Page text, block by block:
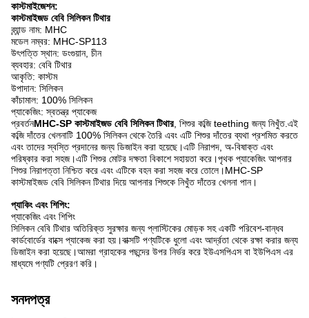
কাস্টমাইজেশন:
কাস্টমাইজড বেবি সিলিকন টিথার
ব্র্যান্ড নাম: MHC
মডেল নম্বর: MHC-SP113
উৎপত্তি স্থান: ডংগুয়ান, চীন
ব্যবহার: বেবি টিথার
আকৃতি: কাস্টম
উপাদান: সিলিকন
কাঁচামাল: 100% সিলিকন
প্যাকেজিং: স্বতন্ত্র প্যাকেজ
প্রবর্তনMHC-SP কাস্টমাইজড বেবি সিলিকন টিথার, শিশুর কব্জি teething জন্য নিখুঁত.এই
কব্জি দাঁতের খেলনাটি 100% সিলিকন থেকে তৈরি এবং এটি শিশুর দাঁতের ব্যথা প্রশমিত করতে
এবং তাদের স্বস্তি প্রদানের জন্য ডিজাইন করা হয়েছে।এটি নিরাপদ, অ-বিষাক্ত এবং
পরিষ্কার করা সহজ।এটি শিশুর মোটর দক্ষতা বিকাশে সহায়তা করে।পৃথক প্যাকেজিং আপনার
শিশুর নিরাপত্তা নিশ্চিত করে এবং এটিকে বহন করা সহজ করে তোলে।MHC-SP
কাস্টমাইজড বেবি সিলিকন টিথার দিয়ে আপনার শিশুকে নিখুঁত দাঁতের খেলনা পান।
প্যাকিং এবং শিপিং:
প্যাকেজিং এবং শিপিং
সিলিকন বেবি টিথার অতিরিক্ত সুরক্ষার জন্য প্লাস্টিকের মোড়ক সহ একটি পরিবেশ-বান্ধব
কার্ডবোর্ডের বাক্সে প্যাকেজ করা হয়।বাক্সটি পণ্যটিকে ধুলো এবং আর্দ্রতা থেকে রক্ষা করার জন্য
ডিজাইন করা হয়েছে।আমরা গ্রাহকের পছন্দের উপর নির্ভর করে ইউএসপিএস বা ইউপিএস এর
মাধ্যমে পণ্যটি প্রেরণ করি।
সনদপত্র